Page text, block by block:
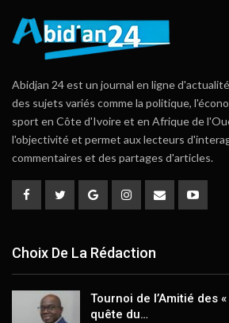
Abidjan 24 est un journal en ligne
des sujets variés comme la politique,
sport en Côte d'Ivoire et en Afrique de
l'objectivité et permet aux lecteurs
commentaires et des partages d'articles.
Choix De La Rédaction
Tournoi de l’Amitié des
quête du…